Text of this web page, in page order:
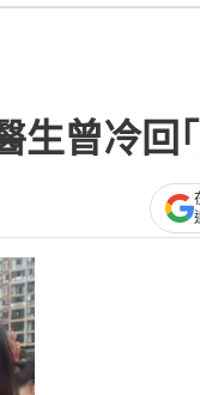
曾冷回｢